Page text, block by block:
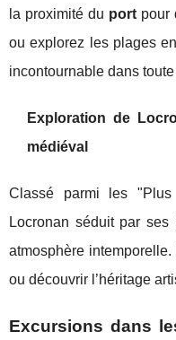
la proximité du portpour
ou explorez les plages
incontournable dans
Exploration de
médiéval
Classé parmi les
Locronan séduit par
atmosphère intemporelle.
ou découvrir l’héritage
Excursions dans